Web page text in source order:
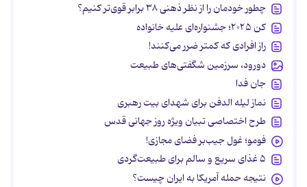
چطور خودمان را از نظر ذهنی ۳۸ برابر قوی‌تر کنیم؟
کن ۲۰۲۵؛ جشنواره‌ای علیه خانواده
راز افرادی که کمتر ضرر می‌کنند!
دورود، سرزمین شگفتی‌های طبیعت
جان فدا
نماز لیله الدفن برای شهدای بیت رهبری
طرح اختصاصی تبیان ویژه روز جهانی قدس
فومو؛ غول جیب‌بر فضای مجازی!
۵ غذای سریع و سالم برای طبیعت‌گردی
نتیجه حمله آمریکا به ایران چیست؟